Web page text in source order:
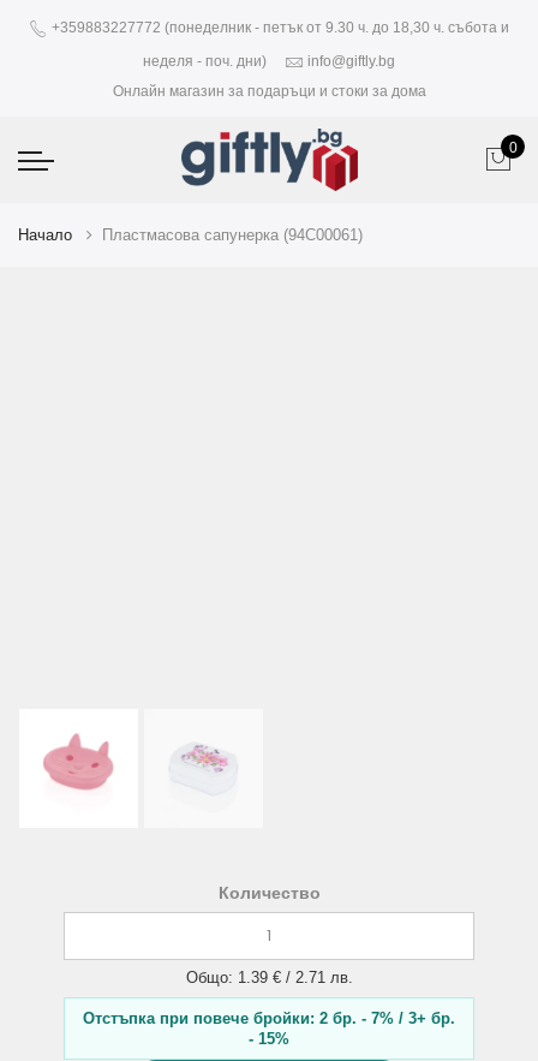
+359883227772 (понеделник - петък от 9.30 ч. до 18,30 ч. събота и
неделя - поч. дни)
info@giftly.bg
Онлайн магазин за подаръци и стоки за дома
0
Начало Пластмасова сапунерка (94C00061)
Количество
Общо: 1.39 € / 2.71 лв.
Отстъпка при повече бройки: 2 бр. - 7% / 3+ бр.
- 15%